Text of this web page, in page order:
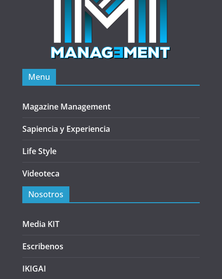
Menu
Magazine Management
Sapiencia y Experiencia
Life Style
Videoteca
Nosotros
Media KIT
Escribenos
IKIGAI